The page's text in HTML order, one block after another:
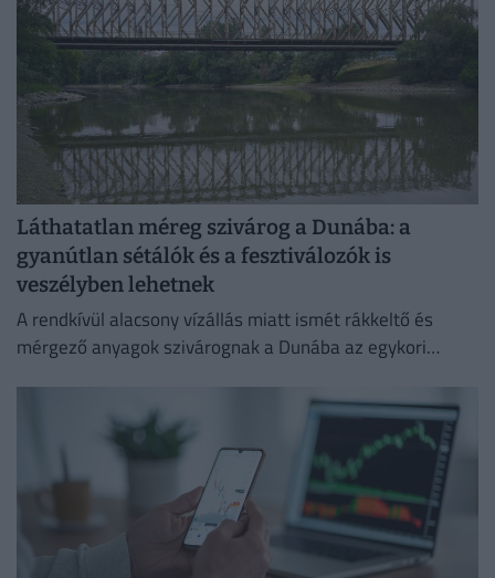
Láthatatlan méreg szivárog a Dunába: a
gyanútlan sétálók és a fesztiválozók is
veszélyben lehetnek
A rendkívül alacsony vízállás miatt ismét rákkeltő és
mérgező anyagok szivárognak a Dunába az egykori